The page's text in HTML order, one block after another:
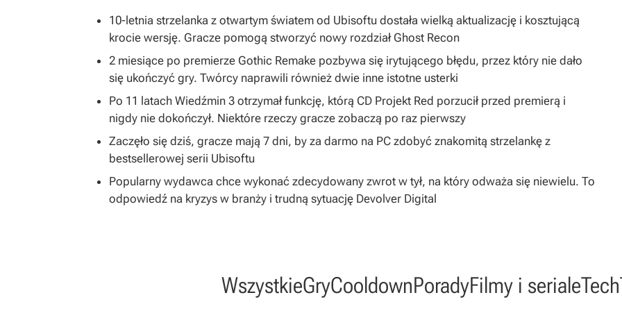
10-letnia strzelanka z otwartym światem od Ubisoftu dostała wielką aktualizację i kosztującą
krocie wersję. Gracze pomogą stworzyć nowy rozdział Ghost Recon
2 miesiące po premierze Gothic Remake pozbywa się irytującego błędu, przez który nie dało
się ukończyć gry. Twórcy naprawili również dwie inne istotne usterki
Po 11 latach Wiedźmin 3 otrzymał funkcję, którą CD Projekt Red porzucił przed premierą i
nigdy nie dokończył. Niektóre rzeczy gracze zobaczą po raz pierwszy
Zaczęło się dziś, gracze mają 7 dni, by za darmo na PC zdobyć znakomitą strzelankę z
bestsellerowej serii Ubisoftu
Popularny wydawca chce wykonać zdecydowany zwrot w tył, na który odważa się niewielu. To
odpowiedź na kryzys w branży i trudną sytuację Devolver Digital
WszystkieGryCooldownPoradyFilmy i serialeTech